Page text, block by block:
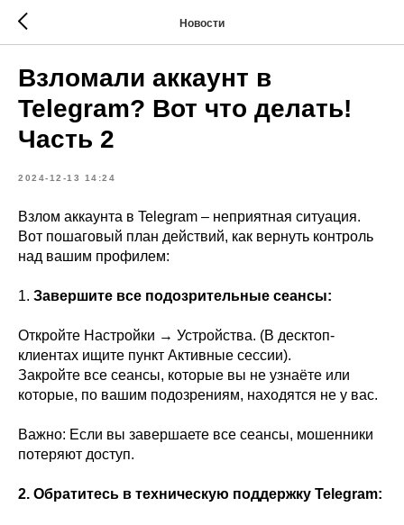
Новости
Взломали аккаунт в
Telegram? Вот что делать!
Часть 2
2024-12-13 14:24
Взлом аккаунта в Telegram – неприятная ситуация.
Вот пошаговый план действий, как вернуть контроль
над вашим профилем:
1. Завершите все подозрительные сеансы:
Откройте Настройки → Устройства. (В десктоп-
клиентах ищите пункт Активные сессии).
Закройте все сеансы, которые вы не узнаёте или
которые, по вашим подозрениям, находятся не у вас.
Важно: Если вы завершаете все сеансы, мошенники
потеряют доступ.
2. Обратитесь в техническую поддержку Telegram: